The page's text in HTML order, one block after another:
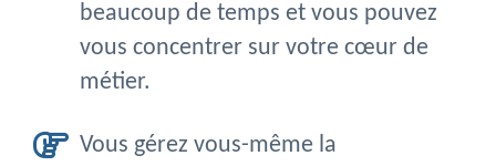
beaucoup de temps et vous pouvez
vous concentrer sur votre cœur de
métier.
Vous gérez vous-même la